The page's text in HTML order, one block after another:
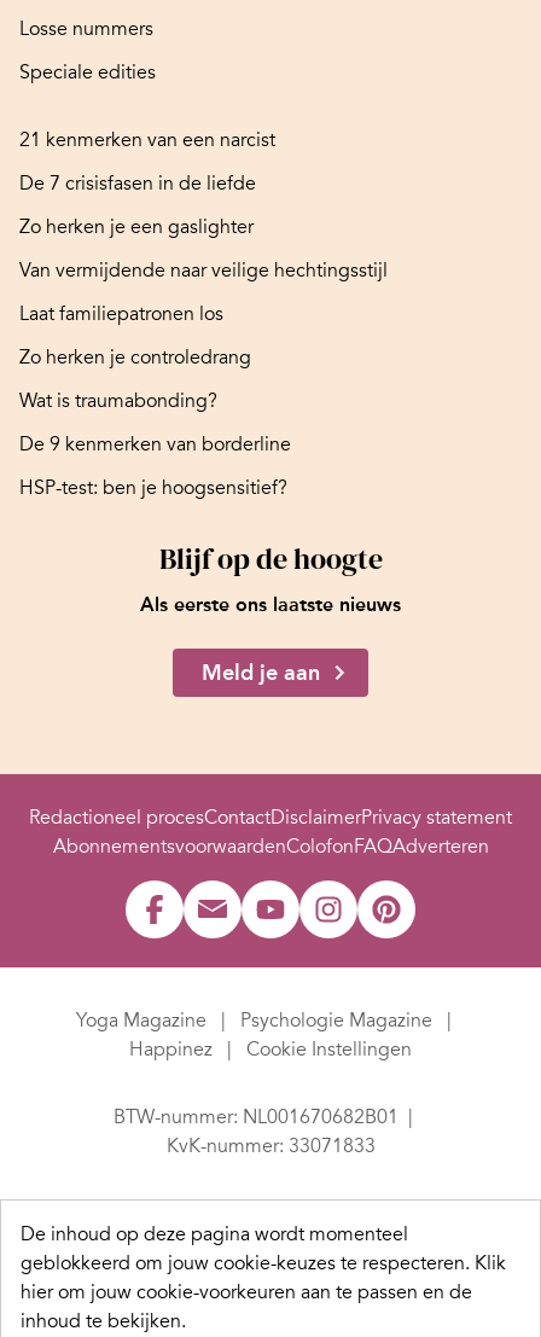
Losse nummers
Speciale edities
21 kenmerken van een narcist
De 7 crisisfasen in de liefde
Zo herken je een gaslighter
Van vermijdende naar veilige hechtingsstijl
Laat familiepatronen los
Zo herken je controledrang
Wat is traumabonding?
De 9 kenmerken van borderline
HSP-test: ben je hoogsensitief?
Blijf op de hoogte
Als eerste ons laatste nieuws
Meld je aan
Redactioneel procesContactDisclaimerPrivacy statement
AbonnementsvoorwaardenColofonFAQAdverteren
Yoga Magazine
Psychologie Magazine
Happinez
Cookie Instellingen
BTW-nummer: NL001670682B01
KvK-nummer: 33071833
De inhoud op deze pagina wordt momenteel
geblokkeerd om jouw cookie-keuzes te respecteren. Klik
hier om jouw cookie-voorkeuren aan te passen en de
inhoud te bekijken.